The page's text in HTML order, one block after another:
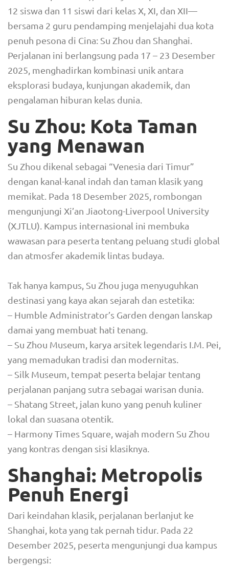
12 siswa dan 11 siswi dari kelas X, XI, dan XII—
bersama 2 guru pendamping menjelajahi dua kota
penuh pesona di Cina: Su Zhou dan Shanghai.
Perjalanan ini berlangsung pada 17 – 23 Desember
2025, menghadirkan kombinasi unik antara
eksplorasi budaya, kunjungan akademik, dan
pengalaman hiburan kelas dunia.
Su Zhou: Kota Taman
yang Menawan
Su Zhou dikenal sebagai “Venesia dari Timur”
dengan kanal-kanal indah dan taman klasik yang
memikat. Pada 18 Desember 2025, rombongan
mengunjungi Xi’an Jiaotong-Liverpool University
(XJTLU). Kampus internasional ini membuka
wawasan para peserta tentang peluang studi global
dan atmosfer akademik lintas budaya.
Tak hanya kampus, Su Zhou juga menyuguhkan
destinasi yang kaya akan sejarah dan estetika:
– Humble Administrator’s Garden dengan lanskap
damai yang membuat hati tenang.
– Su Zhou Museum, karya arsitek legendaris I.M. Pei,
yang memadukan tradisi dan modernitas.
– Silk Museum, tempat peserta belajar tentang
perjalanan panjang sutra sebagai warisan dunia.
– Shatang Street, jalan kuno yang penuh kuliner
lokal dan suasana otentik.
– Harmony Times Square, wajah modern Su Zhou
yang kontras dengan sisi klasiknya.
Shanghai: Metropolis
Penuh Energi
Dari keindahan klasik, perjalanan berlanjut ke
Shanghai, kota yang tak pernah tidur. Pada 22
Desember 2025, peserta mengunjungi dua kampus
bergengsi: